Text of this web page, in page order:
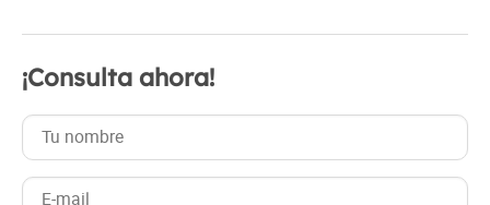
necesario para una estadía confortable, incluyendo
cocina completa, living comedor con hogar a leña,
dormitorios con vista al lago Nahuel Huapi y baño
privado. Además, el complejo cuenta con un amplio jardín
con parrilla, ideal para disfrutar de un asado al aire libre
con amigos o familiares.
¡Consulta ahora!